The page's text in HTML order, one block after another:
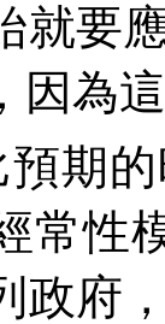
就要
因為
期
常性
政府